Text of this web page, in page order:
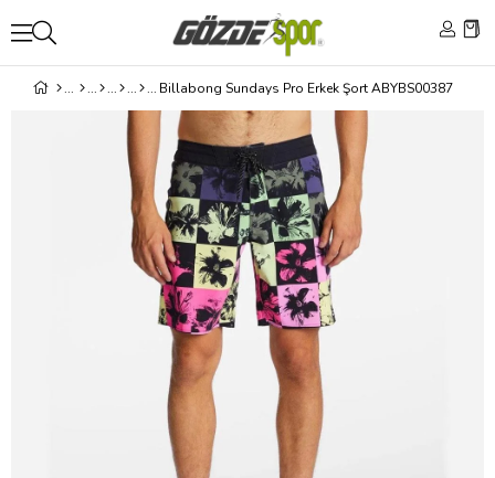
Billabong Sundays Pro Erkek Şort ABYBS00387